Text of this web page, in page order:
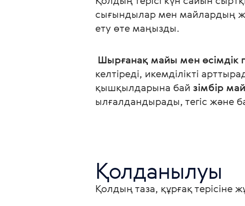
сығындылар мен майлардың
ету өте маңызды.
Шырғанақ майы мен өсімдік
келтіреді, икемділікті
қышқылдарына бай зімбір
ылғалдандырады, тегіс және
Қолданылуы
Қолдың таза, құрғақ терісіне